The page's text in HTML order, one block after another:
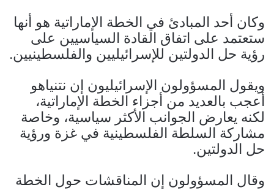
وكان أحد المبادئ في الخطة الإماراتية هو أنها
ستعتمد على اتفاق القادة السياسيين على
رؤية حل الدولتين للإسرائيليين والفلسطينيين.
ويقول المسؤولون الإسرائيليون إن نتنياهو
أعجب بالعديد من أجزاء الخطة الإماراتية،
لكنه يعارض الجوانب الأكثر سياسية، وخاصة
مشاركة السلطة الفلسطينية في غزة ورؤية
حل الدولتين.
وقال المسؤولون إن المناقشات حول الخطة